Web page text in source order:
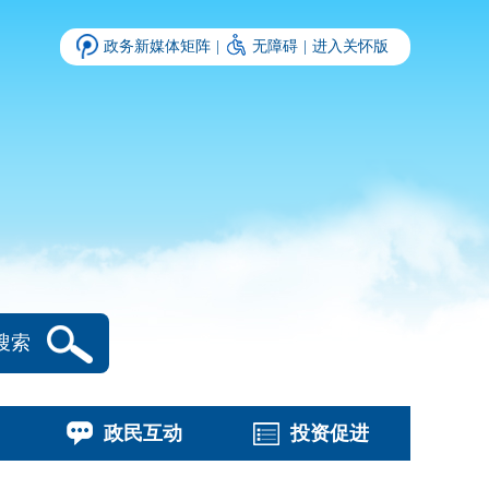
政务新媒体矩阵 无障碍 进入关怀版
索
政民互动 投资促进